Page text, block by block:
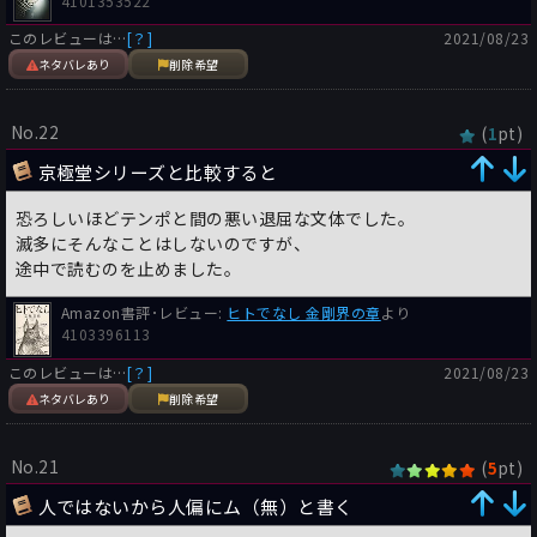
このレビューは…[？]
ネタバレあり 削除希望
2021/08/23
No.22 (1pt)
京極堂シリーズと比較すると
恐ろしいほどテンポと間の悪い退屈な文体でした。
滅多にそんなことはしないのですが、
途中で読むのを止めました。
Amazon書評･レビュー: ヒトでなし 金剛界の章より
4103396113
このレビューは…[？]
ネタバレあり 削除希望
2021/08/23
No.21 (5pt)
人ではないから人偏にム（無）と書く